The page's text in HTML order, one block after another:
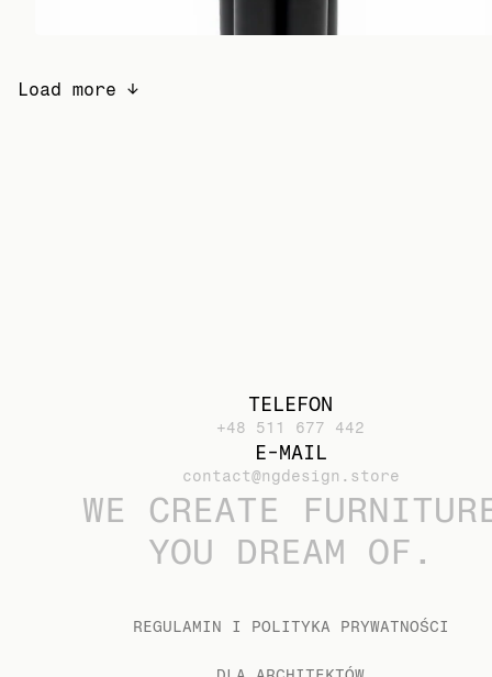
Load more ↓
TELEFON
+48 511 677 442
E-MAIL
contact@ngdesign.store
WE CREATE
YOU DREAM OF.
REGULAMIN I POLITYKA PRYWATNOŚCI